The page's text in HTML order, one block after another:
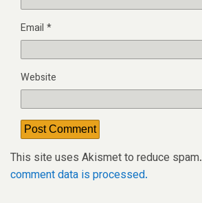
Email *
Website
This site uses Akismet to reduce spam.
comment data is processed.